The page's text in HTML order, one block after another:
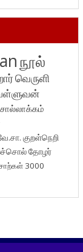
நூல்
வெருளி
குறள்நெறி
தோழர்
3000